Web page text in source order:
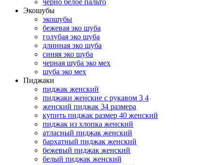
черно белое пальто
Экошубы
экошубы
бежевая эко шуба
голубая эко шуба
длинная эко шуба
синяя эко шуба
черная шуба эко мех
шуба эко мех
Пиджаки
пиджак женский
пиджаки женские с рукавом 3 4
женский пиджак 34 размера
купить пиджак размер 40 женский
пиджак из хлопка женский
атласный пиджак женский
бархатный пиджак женский
бежевый пиджак женский
белый пиджак женский